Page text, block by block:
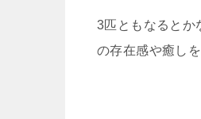
3匹ともなるとか
の存在感や癒し